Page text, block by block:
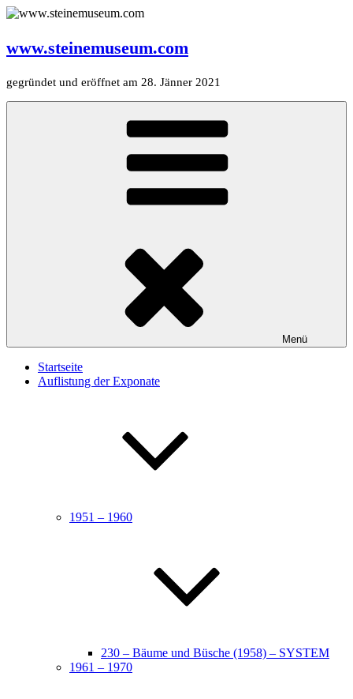
Zum
www.steinemuseum.com
gegründet und eröffnet am 28. Jänner 2021
Menü
Startseite
Auflistung der Exponate
1951 – 1960
230 – Bäume und Büsche (1958) – SYSTEM
1961 – 1970